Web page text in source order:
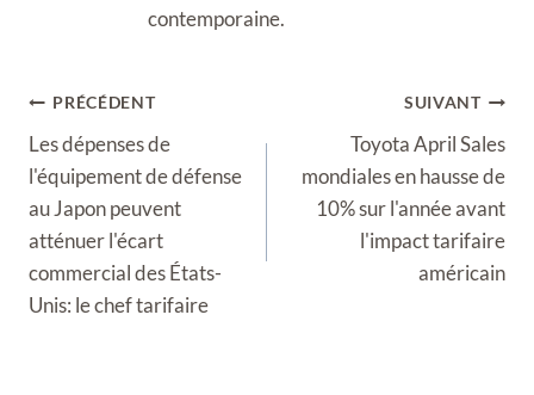
contemporaine.
Navigation
de
l’article
PRÉCÉDENT
Les dépenses de
l'équipement de défense
au Japon peuvent
atténuer l'écart
commercial des États-
Unis: le chef tarifaire
SUIVANT
Toyota April Sales
mondiales en hausse de
10% sur l'année avant
l'impact tarifaire
américain